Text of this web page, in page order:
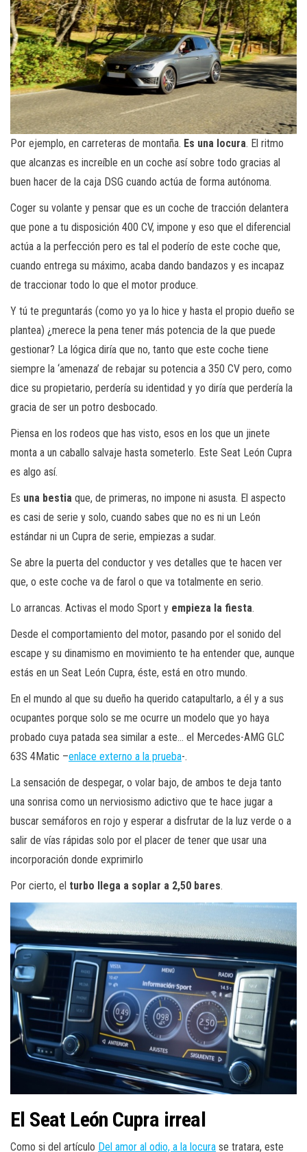
Por ejemplo, en carreteras de montaña. Es una locura. El ritmo
que alcanzas es increíble en un coche así sobre todo gracias al
buen hacer de la caja DSG cuando actúa de forma autónoma.
Coger su volante y pensar que es un coche de tracción delantera
que pone a tu disposición 400 CV, impone y eso que el diferencial
actúa a la perfección pero es tal el poderío de este coche que,
cuando entrega su máximo, acaba dando bandazos y es incapaz
de traccionar todo lo que el motor produce.
Y tú te preguntarás (como yo ya lo hice y hasta el propio dueño se
plantea) ¿merece la pena tener más potencia de la que puede
gestionar? La lógica diría que no, tanto que este coche tiene
siempre la ‘amenaza’ de rebajar su potencia a 350 CV pero, como
dice su propietario, perdería su identidad y yo diría que perdería la
gracia de ser un potro desbocado.
Piensa en los rodeos que has visto, esos en los que un jinete
monta a un caballo salvaje hasta someterlo. Este Seat León Cupra
es algo así.
Es una bestia que, de primeras, no impone ni asusta. El aspecto
es casi de serie y solo, cuando sabes que no es ni un León
estándar ni un Cupra de serie, empiezas a sudar.
Se abre la puerta del conductor y ves detalles que te hacen ver
que, o este coche va de farol o que va totalmente en serio.
Lo arrancas. Activas el modo Sport y empieza la fiesta.
Desde el comportamiento del motor, pasando por el sonido del
escape y su dinamismo en movimiento te ha entender que, aunque
estás en un Seat León Cupra, éste, está en otro mundo.
En el mundo al que su dueño ha querido catapultarlo, a él y a sus
ocupantes porque solo se me ocurre un modelo que yo haya
probado cuya patada sea similar a este… el Mercedes-AMG GLC
63S 4Matic –enlace externo a la prueba-.
La sensación de despegar, o volar bajo, de ambos te deja tanto
una sonrisa como un nerviosismo adictivo que te hace jugar a
buscar semáforos en rojo y esperar a disfrutar de la luz verde o a
salir de vías rápidas solo por el placer de tener que usar una
incorporación donde exprimirlo
Por cierto, el turbo llega a soplar a 2,50 bares.
El Seat León Cupra irreal
Como si del artículo Del amor al odio, a la locura se tratara, este